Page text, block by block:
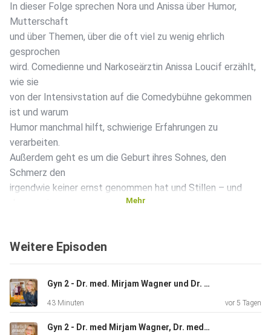
In dieser Folge sprechen Nora und Anissa über Humor,
Mutterschaft
und über Themen, über die oft viel zu wenig ehrlich
gesprochen
wird. Comedienne und Narkoseärztin Anissa Loucif erzählt,
wie sie
von der Intensivstation auf die Comedybühne gekommen
ist und warum
Humor manchmal hilft, schwierige Erfahrungen zu
verarbeiten.
Außerdem geht es um die Geburt ihres Sohnes, den
Schmerz den
irgendwie keiner ernst genommen hat und Stillen – und
berichtet offen von ihrer eigenen Geburt, von
davon, warum gesellschaftliche Erwartungen an Mütter oft
mehr Druck
machen als helfen. Eine ehrliche, persönliche und
gleichzeitig sehr
Mehr
Weitere Episoden
Gyn 2 - Dr. med. Mirjam Wagner und Dr. med. Rebekka Westphal - Wenn der Bauch Alarm schlägt – Endometriose & Myome
43 Minuten vor 5 Tagen
Gyn 2 - Dr. med Mirjam Wagner, Dr. med Rebekka Westphal - Beckenboden, das Kraftzentrum?